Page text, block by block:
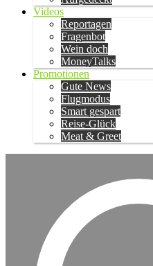
Videos
Reportagen
Fragenbot
Wein doch
MoneyTalks
Promotionen
Gute News
Flugmodus
Smart gespart
Reise-Glück
Meat & Greet